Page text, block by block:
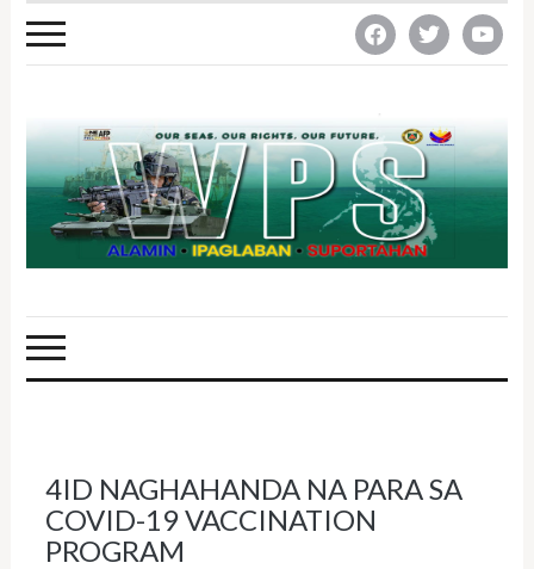
facebooktwitter youtube
4ID NAGHAHANDA NA PARA SA
COVID-19 VACCINATION
PROGRAM